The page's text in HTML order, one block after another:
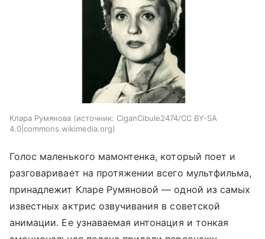
Клара Румянова источник: CiganCibule2474/CC BY-SA
4.0|commons.wikimedia.org
Голос маленького мамонтенка, который поет и
разговаривает на протяжении всего мультфильма,
принадлежит Кларе Румяновой — одной из самых
известных актрис озвучивания в советской
анимации. Ее узнаваемая интонация и тонкая